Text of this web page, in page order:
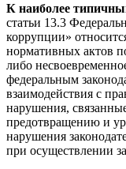
К наиболее
статьи 13.3
коррупции»
нормативных актов
либо
федеральным
взаимодействия с
нарушения,
предотвращению и
нарушения
при осуществлении